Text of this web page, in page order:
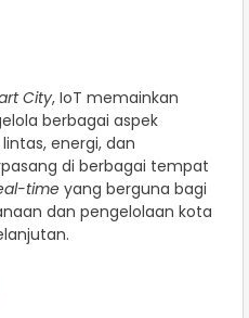
City, IoT memainkan
berbagai aspek
energi, dan
di berbagai tempat
time yang berguna bagi
dan pengelolaan kota